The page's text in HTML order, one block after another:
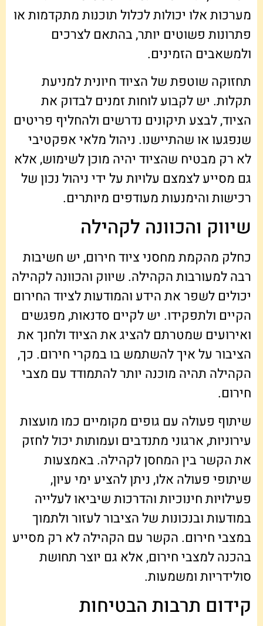
מערכות אלו יכולות לכלול תוכנות מתקדמות או
פתרונות פשוטים יותר, בהתאם לצרכים
ולמשאבים הזמינים.
תחזוקה שוטפת של הציוד חיונית למניעת
תקלות. יש לקבוע לוחות זמנים לבדוק את
הציוד, לבצע תיקונים נדרשים ולהחליף פריטים
שנפגעו או שהתיישנו. ניהול מלאי אפקטיבי
לא רק מבטיח שהציוד יהיה מוכן לשימוש, אלא
גם מסייע לצמצם עלויות על ידי ניהול נכון של
רכישות והימנעות מעודפים מיותרים.
שיווק והכוונה לקהילה
כחלק מהקמת מחסני ציוד חירום, יש חשיבות
רבה למעורבות הקהילה. שיווק והכוונה לקהילה
יכולים לשפר את הידע והמודעות לציוד החירום
הקיים ולתפקידו. יש לקיים סדנאות, מפגשים
ואירועים שמטרתם להציג את הציוד ולחנך את
הציבור על איך להשתמש בו במקרי חירום. כך,
הקהילה תהיה מוכנה יותר להתמודד עם מצבי
חירום.
שיתוף פעולה עם גופים מקומיים כמו מועצות
עירוניות, ארגוני מתנדבים ועמותות יכול לחזק
את הקשר בין המחסן לקהילה. באמצעות
שיתופי פעולה אלו, ניתן להציע ימי עיון,
פעילויות חינוכיות והדרכות שיביאו לעלייה
במודעות ובנכונות של הציבור לעזור ולתמוך
במצבי חירום. הקשר עם הקהילה לא רק מסייע
בהכנה למצבי חירום, אלא גם יוצר תחושת
סולידריות ומשמעות.
קידום תרבות הבטיחות